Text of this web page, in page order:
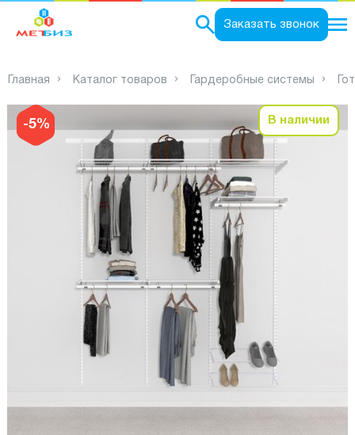
Заказать звонок
Главная Каталог товаров Гардеробные системы
-5% В наличии